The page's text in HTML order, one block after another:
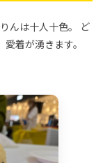
んは十人十色。 ど
着が湧きます。